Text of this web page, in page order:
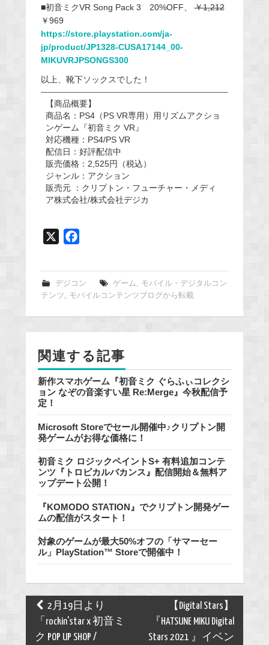
■初音ミクVR Song Pack 3 20%OFF、￥1,212
￥969
https://store.playstation.com/ja-
jp/product/JP1328-CUSA17144_00-
MIKUVRJPSONGS300
以上、靴下ソックスでした！
【商品概要】
商品名：PS4（PS VR専用）用リズムアクショ
ンゲーム『初音ミク VR』
対応機種：PS4/PS VR
配信日：好評配信中
販売価格：2,525円（税込）
ジャンル：アクション
販売元 ：クリプトン・フューチャー・メディ
ア株式会社/株式会社デジカ
e
b
o
o
デジコン ゲーム, モバイル・デジタルコン
テンツ, モバイルコンテンツブログから転載
関連する記事
新作スマホゲーム『初音ミク ぐらふぃコレクシ
ョン なぞの音楽すい星 Re:Merge』今秋配信予
定！
Microsoft Storeでセール開催中♪クリプトン開
発ゲームがお得な価格に！
初音ミク ロジックペイントS+ 有料追加コンテ
ンツ『トロピカルバカンス』配信開始＆無料ア
ップデート公開！
『KOMODO STATION』でクリプトン開発ゲー
ムの配信がスタート！
対象のゲームが最大50%オフの「サマーセー
ル」PlayStation™ Storeで開催中！
Post
navigation
2月19日より
「rockin'star x 初音ミ
ク POP UP SHOP /
【Digital Stars】
『HATSUNE MIKU Digital
Stars 2021 』イベン